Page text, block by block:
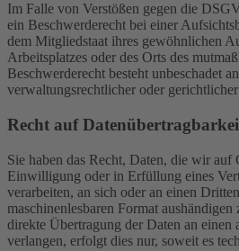
Im Falle von Verstößen gegen die
ein Beschwerderecht bei einer
dem Mitgliedstaat ihres gewöhnlichen
Arbeitsplatzes oder des Orts des
Beschwerderecht besteht unbeschadet
verwaltungsrechtlicher oder
Recht auf
Sie haben das Recht, Daten, die wir auf
Einwilligung oder in Erfüllung eines
verarbeiten, an sich oder an einen
maschinenlesbaren Format
direkte Übertragung der Daten an einen
verlangen, erfolgt dies nur, soweit es